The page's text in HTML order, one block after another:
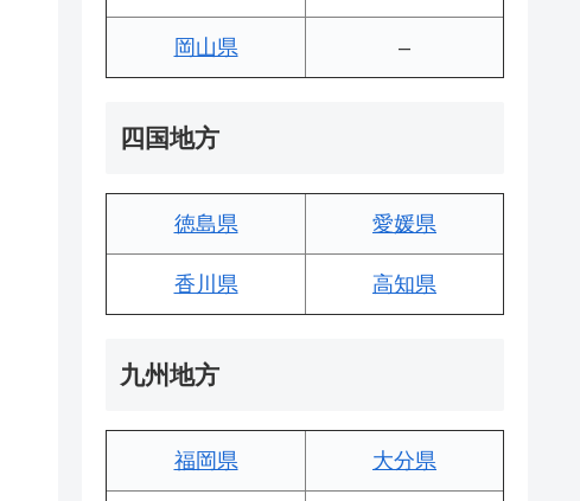
岡山県 –
四国地方
徳島県 愛媛県
香川県 高知県
九州地方
福岡県 大分県